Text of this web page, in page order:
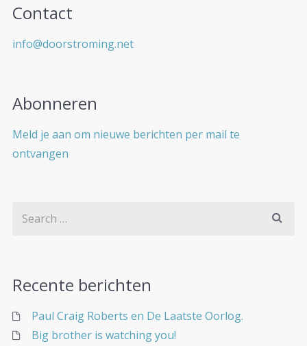
Contact
info@doorstroming.net
Abonneren
Meld je aan om nieuwe berichten per mail te
ontvangen
Recente berichten
Paul Craig Roberts en De Laatste Oorlog.
Big brother is watching you!